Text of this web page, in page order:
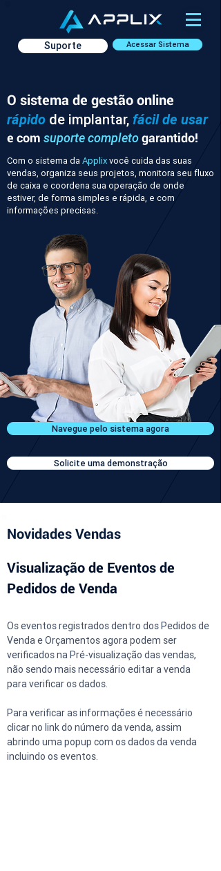
Acessar Sistema
Suporte
O sistema de gestão online
rápido de implantar, fácil de usar
e com suporte completogarantido!
Com o sistema daApplixvocê cuida das suas
vendas, organiza seus projetos, monitora seu fluxo
de caixa e coordena sua operação de onde
estiver, de forma simples e rápida, e com
informações precisas.
Navegue pelo sistema agora
Solicite uma demonstração
Novidades Vendas
Visualização de Eventos de
Pedidos de Venda
Os eventos registrados dentro dos Pedidos de
Venda e Orçamentos agora podem ser
verificados na Pré-visualização das vendas,
não sendo mais necessário editar a venda
para verificar os dados.
Para verificar as informações é necessário
clicar no link do número da venda, assim
abrindo uma popup com os dados da venda
incluindo os eventos.